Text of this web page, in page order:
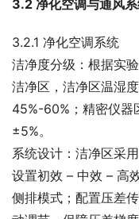
3.2 净化空调与通风
3.2.1 净化空调系统
洁净度分级：根据实
洁净区，洁净区温湿
45%-60%；精密仪
±5%。
系统设计：洁净区采
设置初效 – 中效 – 高
侧排模式；配置压差